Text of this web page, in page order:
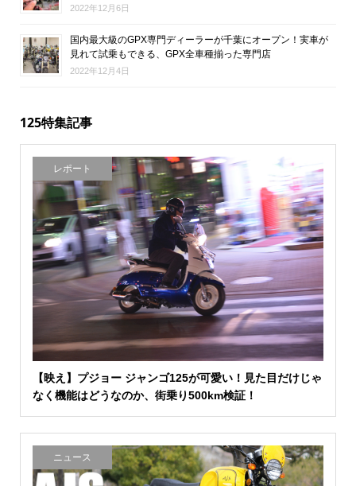
2022年12月6日
国内最大級のGPX専門ディーラーが千葉にオープン！実車が
見れて試乗もできる、GPX全車種揃った専門店
2022年12月4日
125特集記事
レポート
【映え】プジョー ジャンゴ125が可愛い！見た目だけじゃ
なく機能はどうなのか、街乗り500km検証！
ニュース